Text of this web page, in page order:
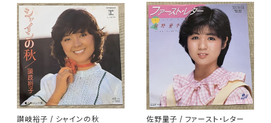
讃岐裕子 / シャインの秋 佐野量子 / ファースト・レター